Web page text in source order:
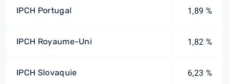
IPCH Portugal 1,89 %
IPCH Royaume-Uni 1,82 %
IPCH Slovaquie 6,23 %